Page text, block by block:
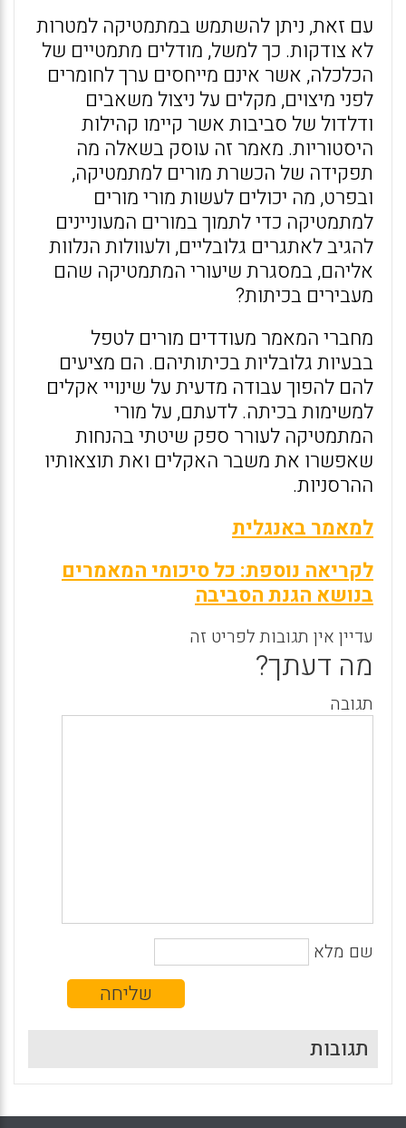
עם זאת, ניתן להשתמש במתמטיקה למטרות
לא צודקות. כך למשל, מודלים מתמטיים של
הכלכלה, אשר אינם מייחסים ערך לחומרים
לפני מיצוים, מקלים על ניצול משאבים
ודלדול של סביבות אשר קיימו קהילות
היסטוריות. מאמר זה עוסק בשאלה מה
תפקידה של הכשרת מורים למתמטיקה,
ובפרט, מה יכולים לעשות מורי מורים
למתמטיקה כדי לתמוך במורים המעוניינים
להגיב לאתגרים גלובליים, ולעוולות הנלוות
אליהם, במסגרת שיעורי המתמטיקה שהם
מעבירים בכיתות?
מחברי המאמר מעודדים מורים לטפל
בבעיות גלובליות בכיתותיהם. הם מציעים
להם להפוך עבודה מדעית על שינויי אקלים
למשימות בכיתה. לדעתם, על מורי
המתמטיקה לעורר ספק שיטתי בהנחות
שאפשרו את משבר האקלים ואת תוצאותיו
ההרסניות.
למאמר באנגלית
לקריאה נוספת: כל סיכומי המאמרים
בנושא הגנת הסביבה
עדיין אין תגובות לפריט זה
מה דעתך?
תגובה
שם מלא
תגובות